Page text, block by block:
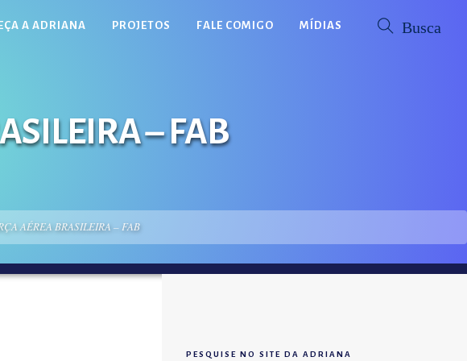
A ADRIANA PROJETOS FALE COMIGO MÍDIAS
– FAB
AÉREA BRASILEIRA – FAB
PESQUISE NO SITE DA ADRIANA